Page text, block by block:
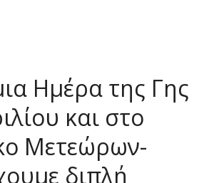
Ημέρα της Γης
και στο
Μετεώρων-
διπλή